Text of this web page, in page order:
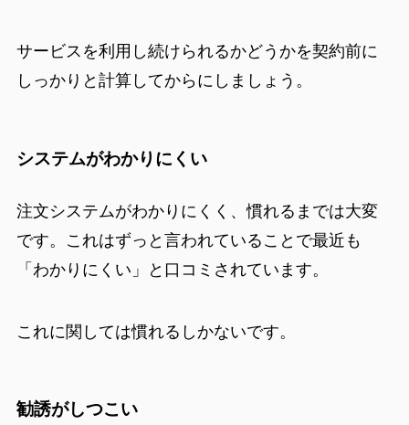
サービスを利用し続けられるかどうかを契約前に
しっかりと計算してからにしましょう。
システムがわかりにくい
注文システムがわかりにくく、慣れるまでは大変
です。これはずっと言われていることで最近も
「わかりにくい」と口コミされています。
これに関しては慣れるしかないです。
勧誘がしつこい